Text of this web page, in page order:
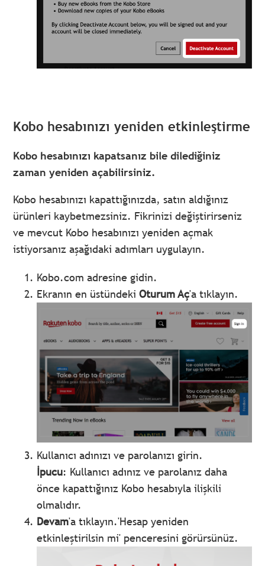
Kobo hesabınızı yeniden etkinleştirme
Kobo hesabınızı kapatsanız bile dilediğiniz
zaman yeniden açabilirsiniz.
Kobo hesabınızı kapattığınızda, satın aldığınız
ürünleri kaybetmezsiniz. Fikrinizi değiştirirseniz
ve mevcut Kobo hesabınızı yeniden açmak
istiyorsanız aşağıdaki adımları uygulayın.
Kobo.com adresine gidin.
Ekranın en üstündekiOturum Aç'a tıklayın.
Kullanıcı adınızı ve parolanızı girin.
İpucu: Kullanıcı adınız ve parolanız daha
önce kapattığınız Kobo hesabıyla ilişkili
olmalıdır.
Devam'a tıklayın.'Hesap yeniden
etkinleştirilsin mi' penceresini görürsünüz.